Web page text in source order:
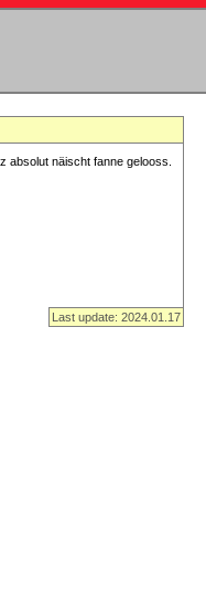
absolut näischt fanne gelooss.
Last update: 2024.01.17